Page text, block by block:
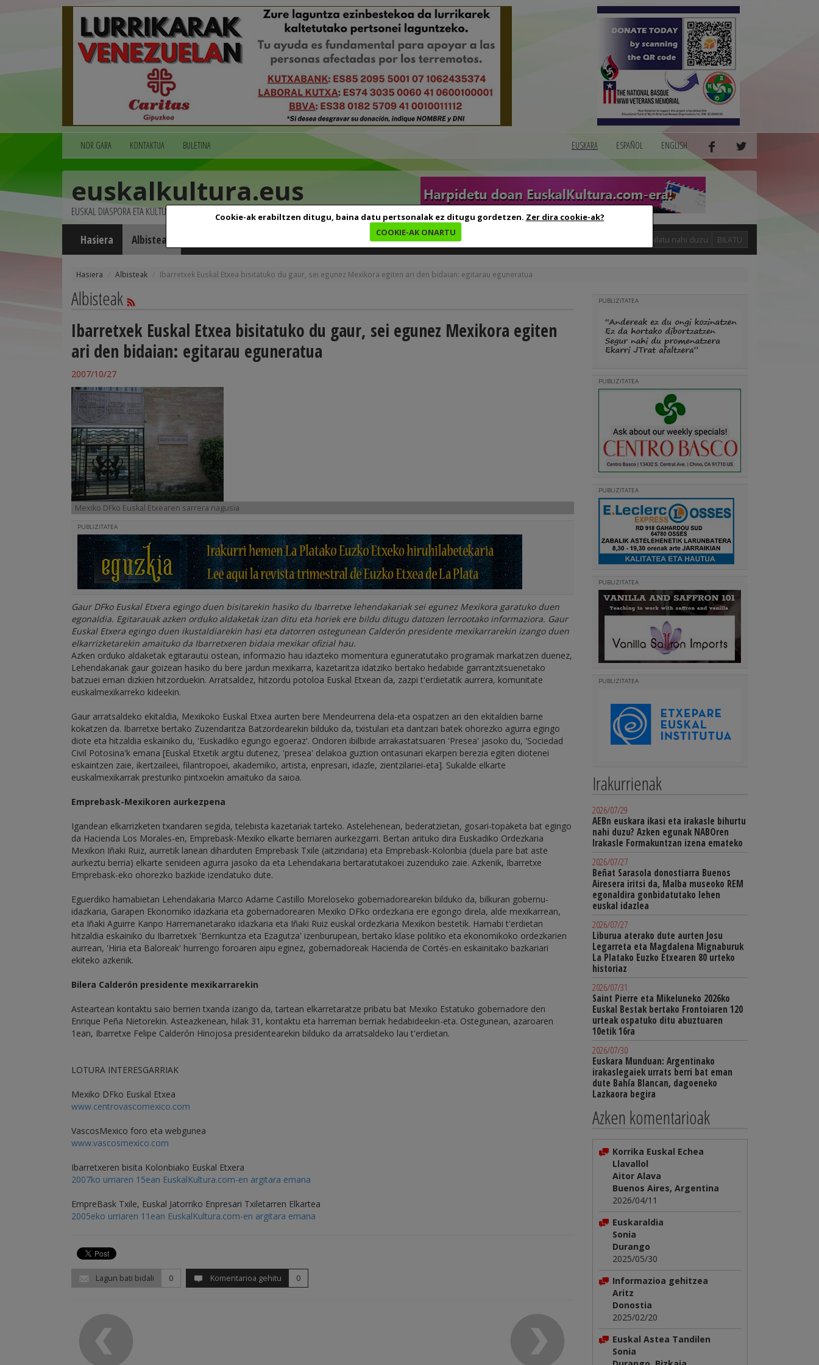
Cookie-ak erabiltzen ditugu, baina datu pertsonalak ez ditugu gordetzen. Zer dira cookie-ak?
COOKIE-AK ONARTU
NOR GARA KONTAKTUA BULETINA EUSKARA ESPAÑOL ENGLISH
euskalkultura.eus
EUSKAL DIASPORA ETA KULTURA
Hasiera Albisteak Euskara ikasten BILATU
Hasiera Albisteak Ibarretxek Euskal Etxea bisitatuko du gaur, sei egunez Mexikora egiten ari den bidaian: egitarau eguneratua
Albisteak
Ibarretxek Euskal Etxea bisitatuko du gaur, sei egunez Mexikora egiten
ari den bidaian: egitarau eguneratua
2007/10/27
Mexiko DFko Euskal Etxearen sarrera nagusia
PUBLIZITATEA
Gaur DFko Euskal Etxera egingo duen bisitarekin hasiko du Ibarretxe lehendakariak sei egunez Mexikora garatuko duen
egonaldia. Egitarauak azken orduko aldaketak izan ditu eta horiek ere bildu ditugu datozen lerrootako informaziora. Gaur
Euskal Etxera egingo duen ikustaldiarekin hasi eta datorren ostegunean Calderón presidente mexikarrarekin izango duen
elkarrizketarekin amaituko da Ibarretxeren bidaia mexikar ofizial hau.
Azken orduko aldaketak egitarautu ostean, informazio hau idazteko momentura eguneratutako programak markatzen duenez,
Lehendakariak gaur goizean hasiko du bere jardun mexikarra, kazetaritza idatziko bertako hedabide garrantzitsuenetako
batzuei eman dizkien hitzorduekin. Arratsaldez, hitzordu potoloa Euskal Etxean da, zazpi t'erdietatik aurrera, komunitate
euskalmexikarreko kideekin.
Gaur arratsaldeko ekitaldia, Mexikoko Euskal Etxea aurten bere Mendeurrena dela-eta ospatzen ari den ekitaldien barne
kokatzen da. Ibarretxe bertako Zuzendaritza Batzordearekin bilduko da, txistulari eta dantzari batek ohorezko agurra egingo
diote eta hitzaldia eskainiko du, 'Euskadiko egungo egoeraz'. Ondoren ibilbide arrakastatsuaren 'Presea' jasoko du, 'Sociedad
Civil Potosina'k emana [Euskal Etxetik argitu dutenez, 'presea' delakoa guztion ontasunari ekarpen berezia egiten diotenei
eskaintzen zaie, ikertzaileei, filantropoei, akademiko, artista, enpresari, idazle, zientzilariei-eta]. Sukalde elkarte
euskalmexikarrak presturiko pintxoekin amaituko da saioa.
Emprebask-Mexikoren aurkezpena
Igandean elkarrizketen txandaren segida, telebista kazetariak tarteko. Astelehenean, bederatzietan, gosari-topaketa bat egingo
da Hacienda Los Morales-en, Emprebask-Mexiko elkarte berriaren aurkezgarri. Bertan arituko dira Euskadiko Ordezkaria
Mexikon Iñaki Ruiz, aurretik lanean diharduten Emprebask Txile (aitzindaria) eta Emprebask-Kolonbia (duela pare bat aste
aurkeztu berria) elkarte senideen agurra jasoko da eta Lehendakaria bertaratutakoei zuzenduko zaie. Azkenik, Ibarretxe
Emprebask-eko ohorezko bazkide izendatuko dute.
Eguerdiko hamabietan Lehendakaria Marco Adame Castillo Moreloseko gobernadorearekin bilduko da, bilkuran gobernu-
idazkaria, Garapen Ekonomiko idazkaria eta gobernadorearen Mexiko DFko ordezkaria ere egongo direla, alde mexikarrean,
eta Iñaki Aguirre Kanpo Harremanetarako idazkaria eta Iñaki Ruiz euskal ordezkaria Mexikon bestetik. Hamabi t'erdietan
hitzaldia eskainiko du Ibarretxek 'Berrikuntza eta Ezagutza' izenburupean, bertako klase politiko eta ekonomikoko ordezkarien
aurrean, 'Hiria eta Baloreak' hurrengo foroaren aipu eginez, gobernadoreak Hacienda de Cortés-en eskainitako bazkariari
ekiteko azkenik.
Bilera Calderón presidente mexikarrarekin
Asteartean kontaktu saio berrien txanda izango da, tartean elkarretaratze pribatu bat Mexiko Estatuko gobernadore den
Enrique Peña Nietorekin. Asteazkenean, hilak 31, kontaktu eta harreman berriak hedabideekin-eta. Ostegunean, azaroaren
1ean, Ibarretxe Felipe Calderón Hinojosa presidentearekin bilduko da arratsaldeko lau t'erdietan.
LOTURA INTERESGARRIAK
Mexiko DFko Euskal Etxea
www.centrovascomexico.com
VascosMexico foro eta webgunea
www.vascosmexico.com
Ibarretxeren bisita Kolonbiako Euskal Etxera
2007ko urriaren 15ean EuskalKultura.com-en argitara emana
EmpreBask Txile, Euskal Jatorriko Enpresari Txiletarren Elkartea
2005eko urriaren 11ean EuskalKultura.com-en argitara emana
Lagun bati bidali 0 Komentarioa gehitu 0
PUBLIZITATEA
PUBLIZITATEA
PUBLIZITATEA
PUBLIZITATEA
PUBLIZITATEA
Irakurrienak
2026/07/29
AEBn euskara ikasi eta irakasle bihurtu
nahi duzu? Azken egunak NABOren
Irakasle Formakuntzan izena emateko
2026/07/27
Beñat Sarasola donostiarra Buenos
Airesera iritsi da, Malba museoko REM
egonaldira gonbidatutako lehen
euskal idazlea
2026/07/27
Liburua aterako dute aurten Josu
Legarreta eta Magdalena Mignaburuk
La Platako Euzko Etxearen 80 urteko
historiaz
2026/07/31
Saint Pierre eta Mikeluneko 2026ko
Euskal Bestak bertako Frontoiaren 120
urteak ospatuko ditu abuztuaren
10etik 16ra
2026/07/30
Euskara Munduan: Argentinako
irakaslegaiek urrats berri bat eman
dute Bahía Blancan, dagoeneko
Lazkaora begira
Azken komentarioak
Korrika Euskal Echea
Llavallol
Aitor Alava
Buenos Aires, Argentina
2026/04/11
Euskaraldia
Sonia
Durango
2025/05/30
Informazioa gehitzea
Aritz
Donostia
2025/02/20
Euskal Astea Tandilen
Sonia